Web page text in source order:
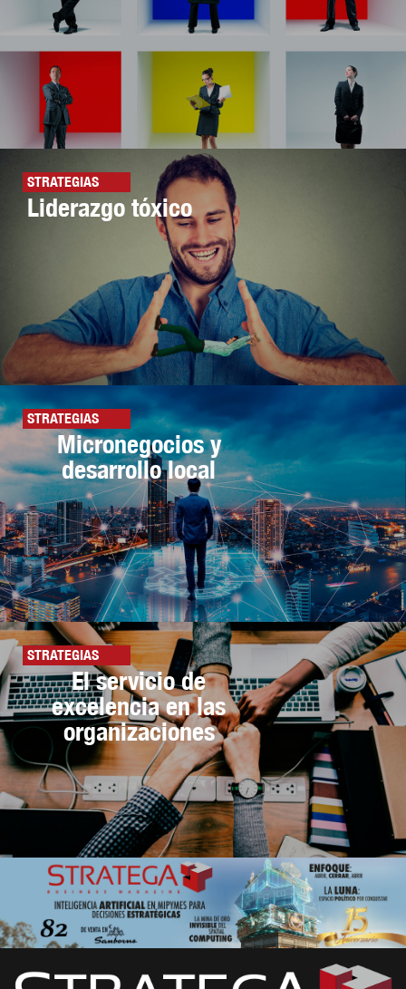
STRATEGIAS
Liderazgo tóxico
STRATEGIAS
Micronegocios y
desarrollo local
STRATEGIAS
El servicio de
excelencia en las
organizaciones